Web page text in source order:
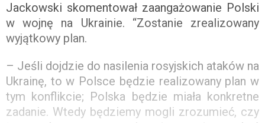
Jackowski skomentował zaangażowanie Polski
w wojnę na Ukrainie. “Zostanie zrealizowany
wyjątkowy plan.
– Jeśli dojdzie do nasilenia rosyjskich ataków na
Ukrainę, to w Polsce będzie realizowany plan w
tym konflikcie; Polska będzie miała konkretne
zadanie. Wtedy będziemy mogli zrozumieć, czy